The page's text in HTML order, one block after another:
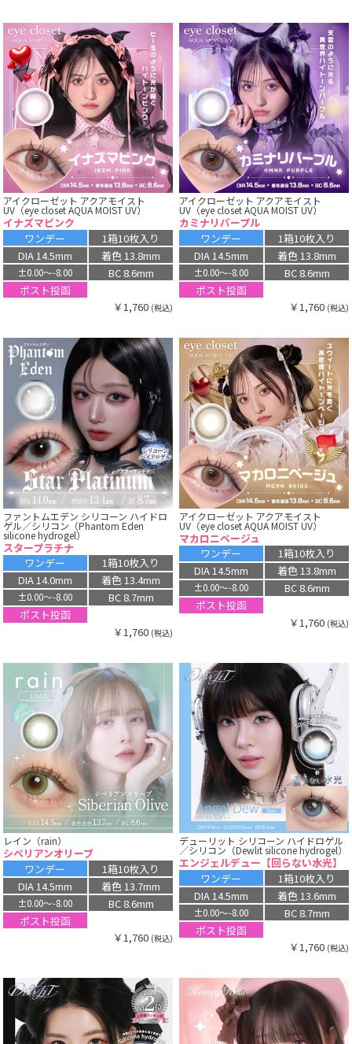
アイクローゼット アクアモイスト
UV（eye closet AQUA MOIST UV）
イナズマピンク
ワンデー
1箱10枚入り
DIA 14.5mm
着色 13.8mm
±0.00〜-8.00
BC 8.6mm
ポスト投函
￥1,760 (税込)
アイクローゼット アクアモイスト
UV（eye closet AQUA MOIST UV）
カミナリパープル
ワンデー
1箱10枚入り
DIA 14.5mm
着色 13.8mm
±0.00〜-8.00
BC 8.6mm
ポスト投函
￥1,760 (税込)
ファントムエデン シリコーン ハイドロ
ゲル／シリコン（Phantom Eden
silicone hydrogel）
スタープラチナ
ワンデー
1箱10枚入り
DIA 14.0mm
着色 13.4mm
±0.00〜-8.00
BC 8.7mm
ポスト投函
￥1,760 (税込)
アイクローゼット アクアモイスト
UV（eye closet AQUA MOIST UV）
マカロニベージュ
ワンデー
1箱10枚入り
DIA 14.5mm
着色 13.8mm
±0.00〜-8.00
BC 8.6mm
ポスト投函
￥1,760 (税込)
レイン（rain）
シベリアンオリーブ
ワンデー
1箱10枚入り
DIA 14.5mm
着色 13.7mm
±0.00〜-8.00
BC 8.6mm
ポスト投函
￥1,760 (税込)
デューリット シリコーン ハイドロゲル
／シリコン（Dewlit silicone hydrogel）
エンジェルデュー【回らない水光】
ワンデー
1箱10枚入り
DIA 14.5mm
着色 13.6mm
±0.00〜-8.00
BC 8.7mm
ポスト投函
￥1,760 (税込)